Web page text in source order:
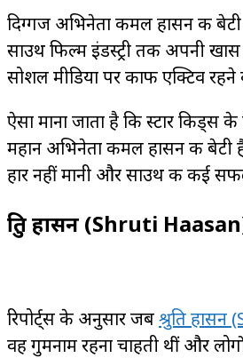
दिग्गज अभिनेता कमल हासन की
साउथ फिल्म इंडस्ट्री तक अपनी
सोशल मीडिया पर काफी एक्टिव रहने
ऐसा माना जाता है कि स्टार किड्स
महान अभिनेता कमल हासन की बेटी
हार नहीं मानी और साउथ की कई
श्रुति हासन (Shruti
रिपोर्ट्स के अनुसार जबश्रुति
वह गुमनाम रहना चाहती थीं और